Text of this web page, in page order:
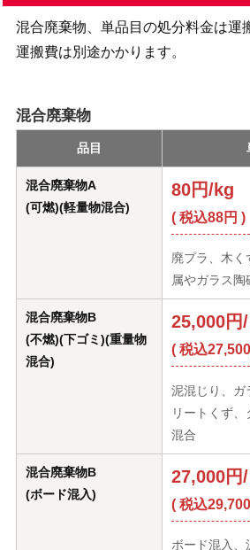
混合廃棄物、単品目の処分料金は運
運搬費は別途かかります。
混合廃棄物
品目
混合廃棄物A
(可燃)(軽量物混合)
80円/kg
( 税込88円 )
廃プラ、木く
属やガラス
混合廃棄物B
(不燃)(下ゴミ)(重量物
混合)
25,000円
( 税込
泥混じり、ガ
リートくず
混合
混合廃棄物B
(ボード混入)
27,000円
( 税込
ボード混入、